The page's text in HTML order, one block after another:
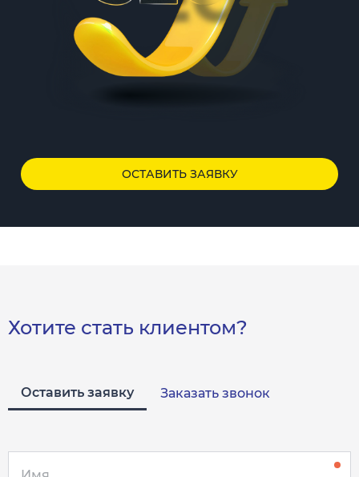
ОСТАВИТЬ ЗАЯВКУ
Хотите стать клиентом?
Оставить заявку Заказать звонок